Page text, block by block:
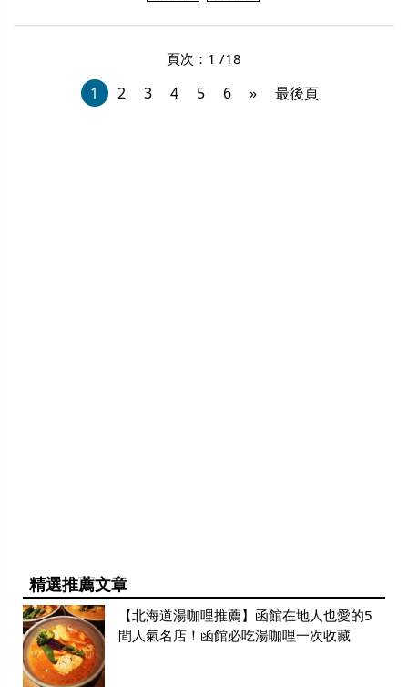
頁次：1 /18
1 2 3 4 5 6 » 最後頁
精選推薦文章
【北海道湯咖哩推薦】函館在地人也愛的5
間人氣名店！函館必吃湯咖哩一次收藏